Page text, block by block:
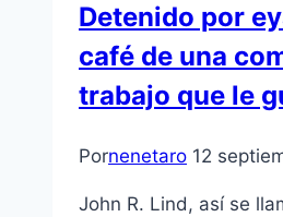
Detenido por
café de una
trabajo que le
Pornenetaro 12
John R. Lind, así se